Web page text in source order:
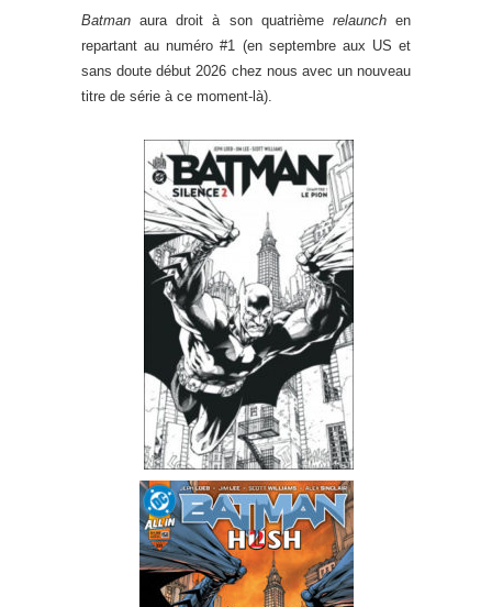
Batman aura droit à son quatrième relaunchen
repartant au numéro #1 (en septembre aux US et
sans doute début 2026 chez nous avec un nouveau
titre de série à ce moment-là).